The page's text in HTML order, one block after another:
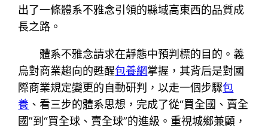
出了一條體系不雅念引領的縣域高東西的品質成
長之路。
體系不雅念請求在靜態中預判標的目的。義
烏對商業趨向的甦醒包養網掌握，其背后是對國
際商業規定變更的自動研判，以走一個步驟包
養 、看三步的體系思想，完成了從“買全國、賣全
國”到“買全球、賣全球”的進級。重視城鄉兼顧，